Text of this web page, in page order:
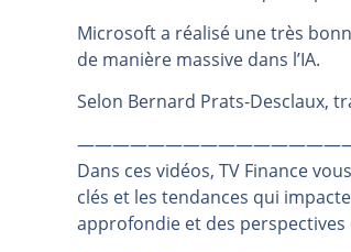
Les
Une inertie
Pourquoi le
Microsoft a réalisé une très
de manière massive dans l’IA.
Selon Bernard Prats-Desclaux,
Dans ces vidéos, TV Finance
clés et les tendances qui
approfondie et des